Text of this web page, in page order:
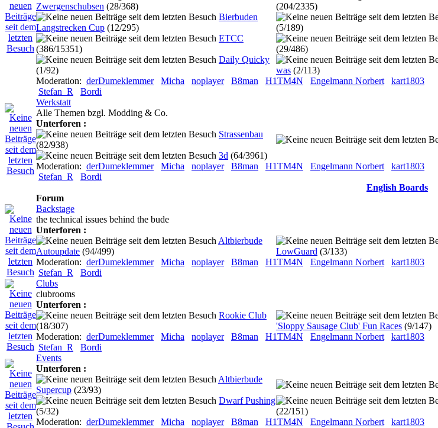
Zwergenschubsen (28/368)
(204/2335)
Bierbuden
Langstrecken Cup (12/295)
(5/189)
ETCC
(386/15351)
(29/486)
Daily Quicky
(1/92)
was (2/113)
Moderation: derDumeklemmer Micha noplayer B8man H1TM4N Engelmann Norbert kart1803
Stefan_R
Bordi
Werkstatt
Alle Themen bzgl. Modding & Co.
Unterforen :
Strassenbau
(82/938)
3d (64/3961)
Moderation: derDumeklemmer Micha noplayer B8man H1TM4N Engelmann Norbert kart1803
Stefan_R
Bordi
English Boards
Forum
Backstage
the technical issues behind the bude
Unterforen :
Altbierbude
Autoupdate (94/499)
LowGuard (3/133)
Moderation: derDumeklemmer Micha noplayer B8man H1TM4N Engelmann Norbert kart1803
Stefan_R
Bordi
Clubs
clubrooms
Unterforen :
Rookie Club
(18/307)
'Sloppy Sausage Club' Fun Races (9/147)
Moderation: derDumeklemmer Micha noplayer B8man H1TM4N Engelmann Norbert kart1803
Stefan_R
Bordi
Events
Unterforen :
Altbierbude
Supercup (23/93)
Dwarf Pushing
(5/32)
(22/151)
Moderation: derDumeklemmer Micha noplayer B8man H1TM4N Engelmann Norbert kart1803